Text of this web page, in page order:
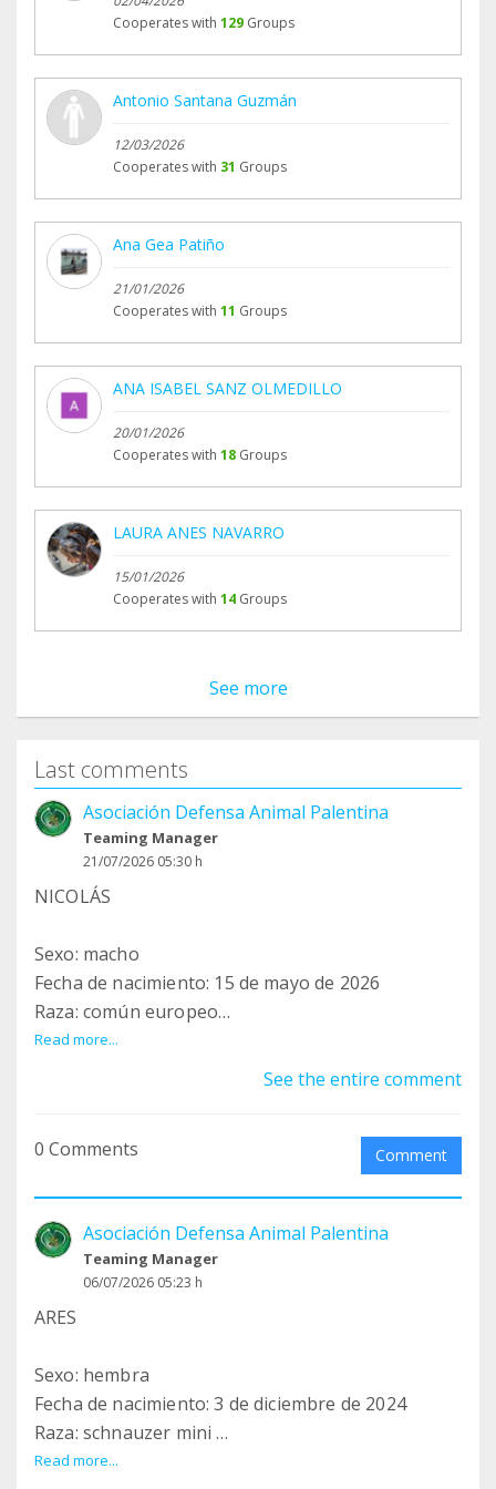
Cooperates with 129 Groups
Antonio Santana Guzmán
12/03/2026
Cooperates with 31 Groups
Ana Gea Patiño
21/01/2026
Cooperates with 11 Groups
ANA ISABEL SANZ OLMEDILLO
20/01/2026
Cooperates with 18 Groups
LAURA ANES NAVARRO
15/01/2026
Cooperates with 14 Groups
See more
Last comments
Asociación Defensa Animal Palentina
Teaming Manager
21/07/2026 05:30 h
NICOLÁS
Sexo: macho
Fecha de nacimiento: 15 de mayo de 2026
Raza: común europeo
NICOLÁS apareció ayer en un taller en un pueblo
fuera del taller cuando cerraran. Nosotros
hemos hecho cargo. Hoy (21/07) irá al veterinario
y os podremos contar más.
Contacto:
gestiondap@gmail.com
gestion@protectoradepalencia.org
defensaanimalpalentina@gmail.com
Read more...
See the entire comment
0 Comments Comment
Asociación Defensa Animal Palentina
Teaming Manager
06/07/2026 05:23 h
ARES
Sexo: hembra
Fecha de nacimiento: 3 de diciembre de 2024
Raza: schnauzer mini
Read more...